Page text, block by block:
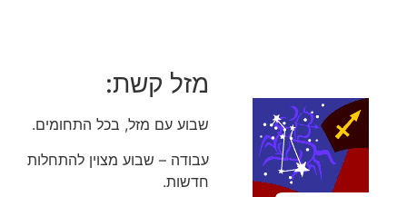
מזל קשת:
שבוע עם מזל, בכל התחומים.
עבודה – שבוע מצוין להתחלות
חדשות.